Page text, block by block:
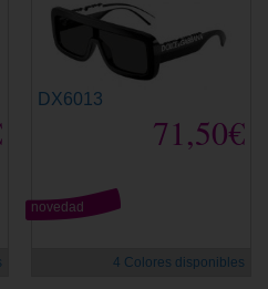
DX6013
71,50€
novedad
4 Colores disponibles